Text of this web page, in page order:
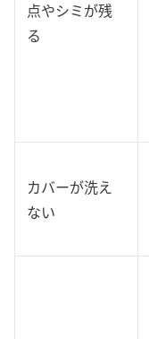
点やシミが残
る
カバーが洗え
ない